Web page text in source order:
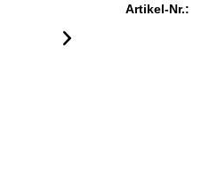
Artikel-Nr.: